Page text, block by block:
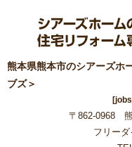
熊本県熊本市のシアーズホ
ブズ＞
〒862-0968
フリー